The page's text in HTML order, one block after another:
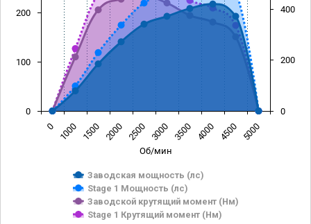
Об/мин
Заводская мощность (лс)
Stage 1 Мощность (лс)
Заводской крутящий момент (Нм)
Stage 1 Крутящий момент (Нм)
0 1000 1500 2000 2500 3000 3500 4000 4500 5000
0
100
200
0
200
400